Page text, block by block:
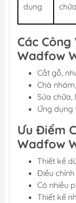
dụng
Các Công
Wadfow
Cắt gỗ,
Chà
Sửa
Ứng dụng
Ưu Điểm
Wadfow
Thiết kế
Điều
Có nhiều
Thiết kế